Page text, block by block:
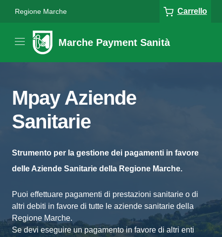
Regione Marche Carrello
Marche Payment Sanità
Mpay Aziende
Sanitarie
Strumento per la gestione dei pagamenti in favore
delle Aziende Sanitarie della Regione Marche.
Puoi effettuare pagamenti di prestazioni sanitarie o di
altri debiti in favore di tutte le aziende sanitarie della
Regione Marche.
Se devi eseguire un pagamento in favore di altri enti